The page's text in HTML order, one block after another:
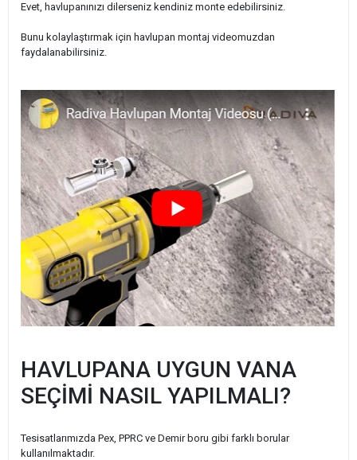
Evet, havlupanınızı dilerseniz kendiniz monte edebilirsiniz.
Bunu kolaylaştırmak için havlupan montaj videomuzdan
faydalanabilirsiniz.
HAVLUPANA UYGUN VANA
SEÇİMİ NASIL YAPILMALI?
Tesisatlarımızda Pex, PPRC ve Demir boru gibi farklı borular
kullanılmaktadır.